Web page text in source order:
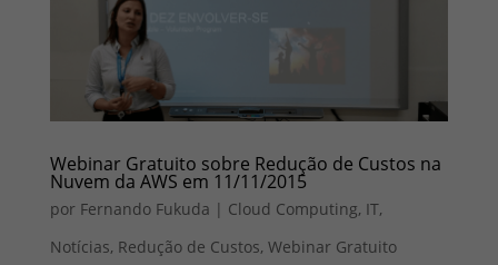
Webinar Gratuito sobre Redução de Custos na
Nuvem da AWS em 11/11/2015
por Fernando Fukuda | Cloud Computing, IT,
Notícias, Redução de Custos, Webinar Gratuito